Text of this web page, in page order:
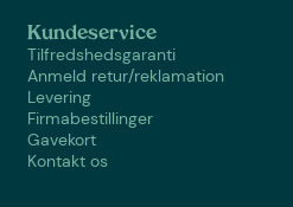
Kundeservice
Tilfredshedsgaranti
Anmeld retur/reklamation
Levering
Firmabestillinger
Gavekort
Kontakt os